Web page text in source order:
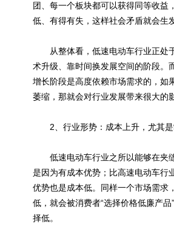
团、每一个板块都可以获得同等收益
低、有得有失，这样社会矛盾就会生发
从整体看，低速电动车行业正处
术升级、靠时间换发展空间的阶段。
增长阶段是高度依赖市场需求的，如
萎缩，那就会对行业发展带来很大的
2、行业形势：成本上升，尤其是
低速电动车行业之所以能够在夹
是因为有成本优势；比高速电动车行
优势也是成本低。同样一个市场需求
低，就会被消费者“选择价格低廉产品
择低。